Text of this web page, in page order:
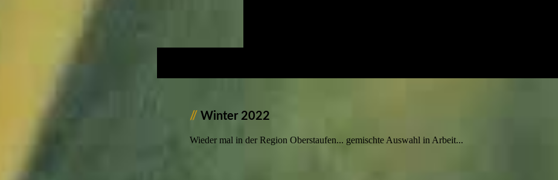
// Winter 2022
Wieder mal in der Region Oberstaufen... gemischte Auswahl in Arbeit...